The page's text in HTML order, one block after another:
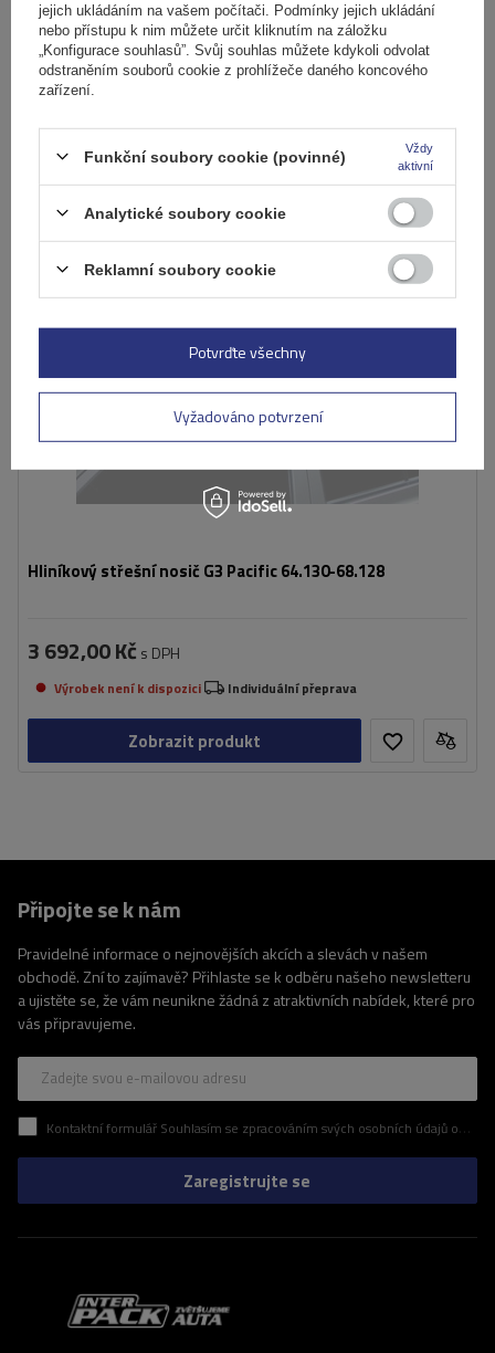
5 093,00 Kčs DPH
Produkt dostupný ve velkém množství
Přidat
košíku
DOČASNĚ NEDOSTUPNÉ
Hliníkový střešní nosič G3 Pacific 64.130-68.128
3 692,00 Kč s DPH
Výrobek není k dispozici Individuální přeprava
Zobrazit produkt
Připojte se k nám
Pravidelné informace o nejnovějších akcích a slevách v našem
obchodě. Zní to zajímavě? Přihlaste se k odběru našeho newsletteru
a ujistěte se, že vám neunikne žádná z atraktivních nabídek, které pro
vás připravujeme.
Zadejte svou e-mailovou adresu
Kontaktní formulář Souhlasím se zpracováním svých osobních údajů obsažených v kontaktním formuláři v souladu s nařízením Evropského parlamentu a Rady (EU)
Zaregistrujte se
jejich ukládáním na vašem počítači. Podmínky jejich ukládání
nebo přístupu k nim můžete určit kliknutím na záložku
„Konfigurace souhlasů”. Svůj souhlas můžete kdykoli odvolat
odstraněním souborů cookie z prohlížeče daného koncového
zařízení.
Funkční soubory cookie (povinné)
Vždy
aktivní
Analytické soubory cookie
Reklamní soubory cookie
Vyžadováno potvrzení
Potvrďte všechny